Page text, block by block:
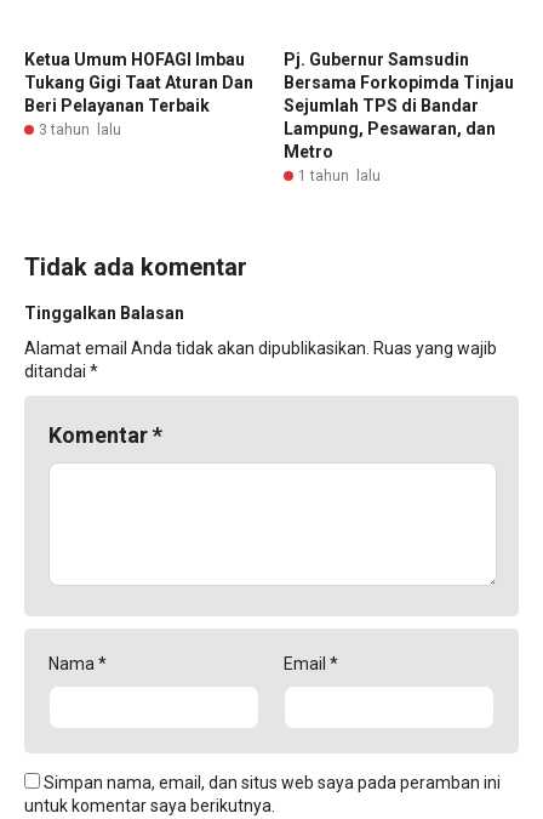
Ketua Umum HOFAGI Imbau
Tukang Gigi Taat Aturan Dan
Beri Pelayanan Terbaik
3 tahun lalu
Pj. Gubernur Samsudin
Bersama Forkopimda Tinjau
Sejumlah TPS di Bandar
Lampung, Pesawaran, dan
Metro
1 tahun lalu
Tidak ada komentar
Tinggalkan Balasan
Alamat email Anda tidak akan dipublikasikan. Ruas yang wajib
ditandai *
Komentar*
Nama * Email *
Simpan nama, email, dan situs web saya pada peramban ini
untuk komentar saya berikutnya.